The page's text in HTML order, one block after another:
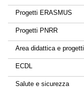
Tessere la rete
Estate a scuola
Scuola d'estate
Progetti ERASMUS
Progetti PNRR
Area didattica e progetti
ECDL
Salute e sicurezza